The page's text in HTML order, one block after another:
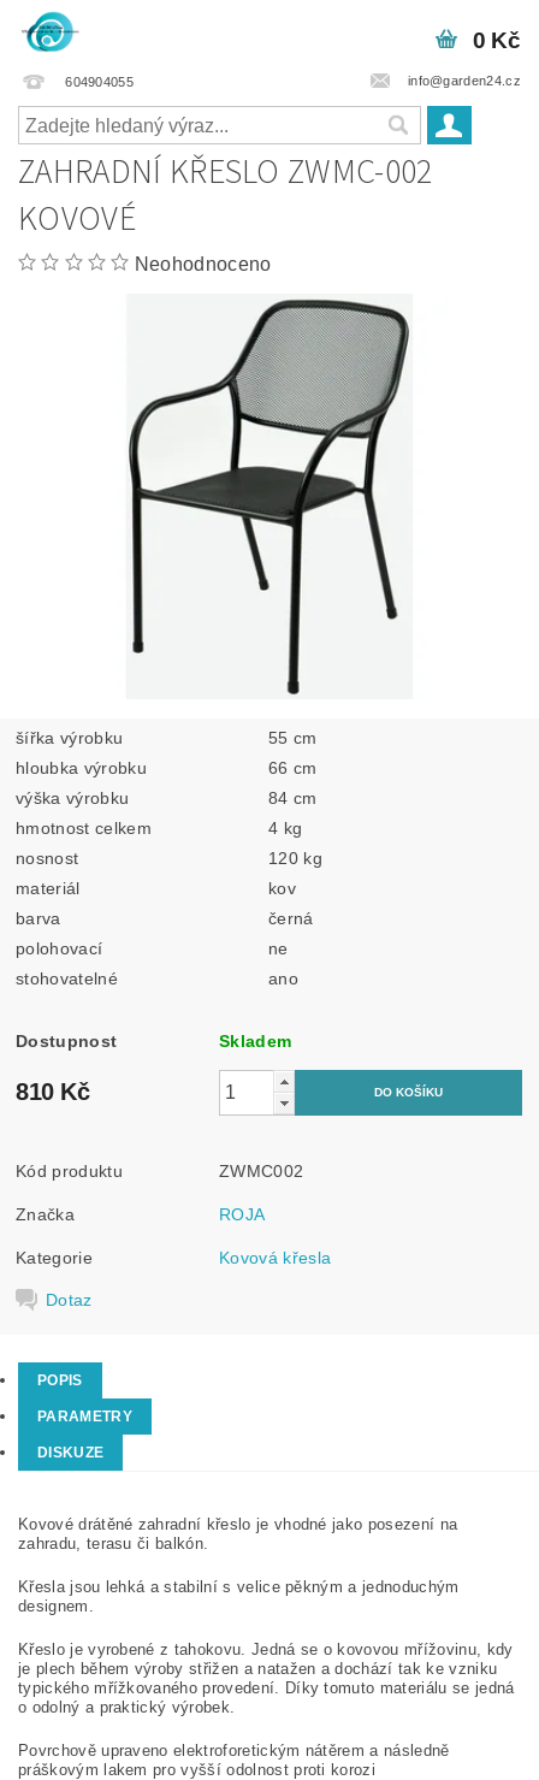
604904055 info@garden24.cz
0 Kč
ZAHRADNÍ KŘESLO ZWMC-002
KOVOVÉ
Neohodnoceno
šířka výrobku
55 cm
hloubka výrobku
66 cm
výška výrobku
84 cm
hmotnost celkem
4 kg
nosnost
120 kg
materiál
kov
barva
černá
polohovací
ne
stohovatelné
ano
Dostupnost Skladem
810 Kč
Kód produktu ZWMC002
Značka ROJA
Kategorie Kovová křesla
Dotaz
POPIS
PARAMETRY
DISKUZE
Kovové drátěné zahradní křeslo je vhodné jako posezení na
zahradu, terasu či balkón.
Křesla jsou lehká a stabilní s velice pěkným a jednoduchým
designem.
Křeslo je vyrobené z tahokovu. Jedná se o kovovou mřížovinu, kdy
je plech během výroby střižen a natažen a dochází tak ke vzniku
typického mřížkovaného provedení. Díky tomuto materiálu se jedná
o odolný a praktický výrobek.
Povrchově upraveno elektroforetickým nátěrem a následně
práškovým lakem pro vyšší odolnost proti korozi